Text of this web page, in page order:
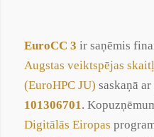
EuroCC 3 ir saņēmis
Augstas veiktspējas
(EuroHPC JU) saskaņā
101306701.
Digitālās Eiropas